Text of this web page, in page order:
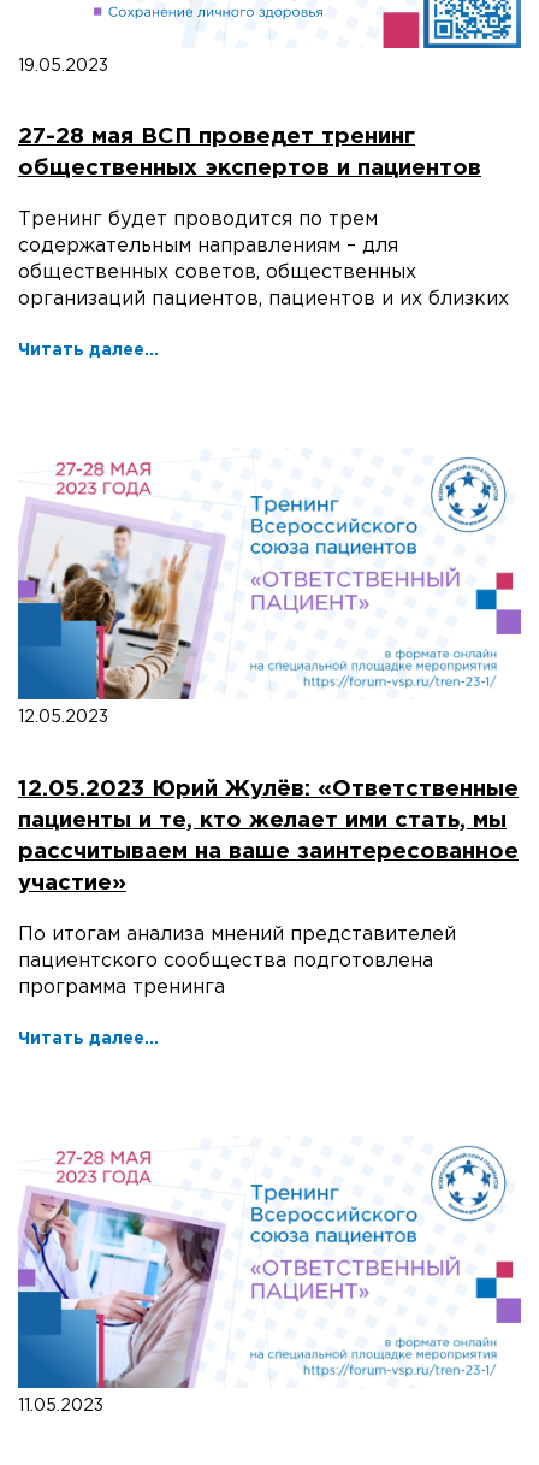
19.05.2023
27-28 мая ВСП проведет тренинг
общественных экспертов и пациентов
Тренинг будет проводится по трем
содержательным направлениям – для
общественных советов, общественных
организаций пациентов, пациентов и их близких
Читать далее...
12.05.2023
12.05.2023 Юрий Жулёв: «Ответственные
пациенты и те, кто желает ими стать, мы
рассчитываем на ваше заинтересованное
участие»
По итогам анализа мнений представителей
пациентского сообщества подготовлена
программа тренинга
Читать далее...
11.05.2023